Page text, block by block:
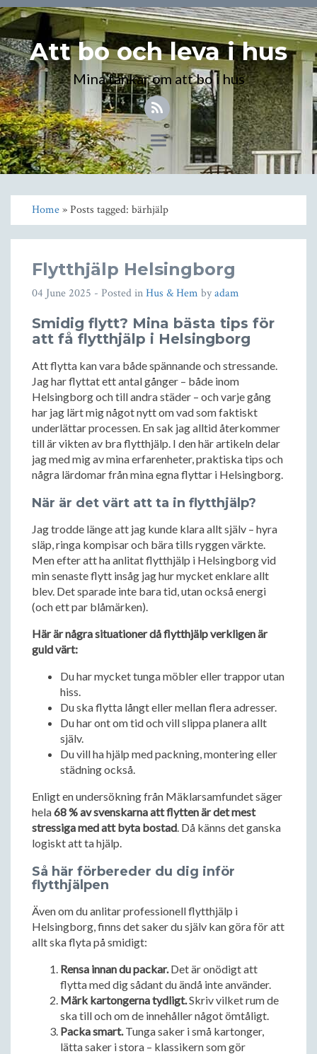
Att bo och leva i hus
Mina tankar om att bo i hus
Toggle
navigation
Home» Posts tagged: bärhjälp
Flytthjälp Helsingborg
04 June 2025 - Posted inHus & Hem byadam
Smidig flytt? Mina bästa tips för
att få flytthjälp i Helsingborg
Att flytta kan vara både spännande och stressande.
Jag har flyttat ett antal gånger – både inom
Helsingborg och till andra städer – och varje gång
har jag lärt mig något nytt om vad som faktiskt
underlättar processen. En sak jag alltid återkommer
till är vikten av bra flytthjälp. I den här artikeln delar
jag med mig av mina erfarenheter, praktiska tips och
några lärdomar från mina egna flyttar i Helsingborg.
När är det värt att ta in flytthjälp?
Jag trodde länge att jag kunde klara allt själv – hyra
släp, ringa kompisar och bära tills ryggen värkte.
Men efter att ha anlitat flytthjälp i Helsingborg vid
min senaste flytt insåg jag hur mycket enklare allt
blev. Det sparade inte bara tid, utan också energi
(och ett par blåmärken).
Här är några situationer då flytthjälp verkligen är
guld värt:
Du har mycket tunga möbler eller trappor utan
hiss.
Du ska flytta långt eller mellan flera adresser.
Du har ont om tid och vill slippa planera allt
själv.
Du vill ha hjälp med packning, montering eller
städning också.
Enligt en undersökning från Mäklarsamfundet säger
hela68 % av svenskarna att flytten är det mest
stressiga med att byta bostad. Då känns det ganska
logiskt att ta hjälp.
Så här förbereder du dig inför
flytthjälpen
Även om du anlitar professionell flytthjälp i
Helsingborg, finns det saker du själv kan göra för att
allt ska flyta på smidigt:
Rensa innan du packar.Det är onödigt att
flytta med dig sådant du ändå inte använder.
Märk kartongerna tydligt.Skriv vilket rum de
ska till och om de innehåller något ömtåligt.
Packa smart.Tunga saker i små kartonger,
lätta saker i stora – klassikern som gör